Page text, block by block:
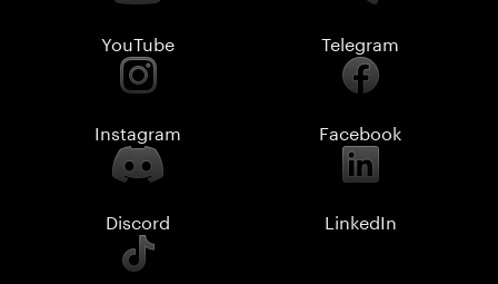
YouTube Telegram
Instagram Facebook
Discord LinkedIn